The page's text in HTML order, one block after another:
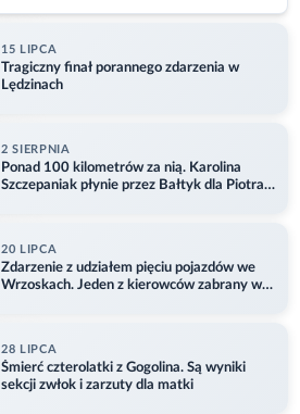
15 LIPCA
Tragiczny finał porannego zdarzenia w
Lędzinach
2 SIERPNIA
Ponad 100 kilometrów za nią. Karolina
Szczepaniak płynie przez Bałtyk dla Piotra.
20 LIPCA
Zdarzenie z udziałem pięciu pojazdów we
Wrzoskach. Jeden z kierowców zabrany w
28 LIPCA
Śmierć czterolatki z Gogolina. Są wyniki
sekcji zwłok i zarzuty dla matki